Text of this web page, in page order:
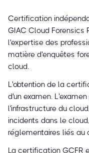
Certification
GIAC Cloud Forensics
l'expertise des
matière d'enquêtes
cloud.
L'obtention de la
d'un examen.
l'infrastructure du
incidents dans le
réglementaires liés au
La certification GCFR